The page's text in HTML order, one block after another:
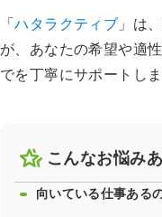
「ハタラクティブ 」は
が、あなたの希望や適
でを丁寧にサポートしま
こんなお悩み
向いている仕事ある